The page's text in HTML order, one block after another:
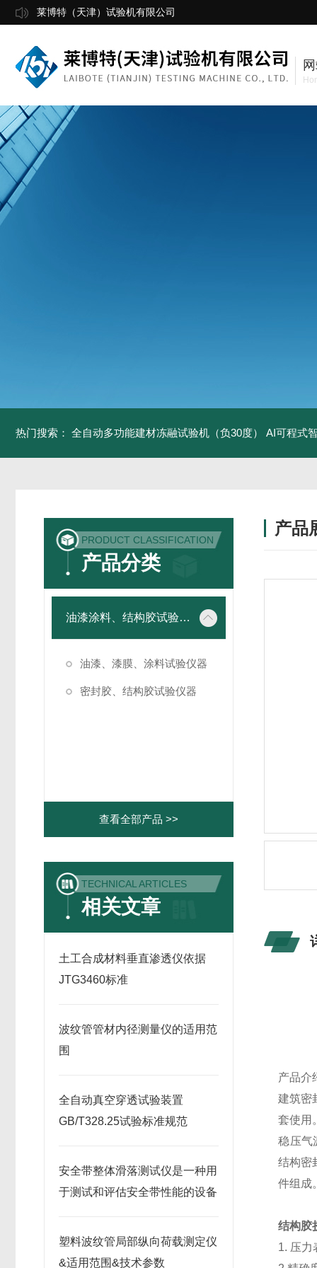
莱博特（天津）试验机有限公司
热门搜索： 全自动多功能建材冻融试验机（负30度） AI可程式
PRODUCT CLASSIFICATION
产品分类
油漆涂料、结构胶试验仪器
油漆、漆膜、涂料试验仪器
密封胶、结构胶试验仪器
查看全部产品 >>
TECHNICAL ARTICLES
相关文章
土工合成材料垂直渗透仪依据
JTG3460标准
波纹管管材内径测量仪的适用范
围
全自动真空穿透试验装置
GB/T328.25试验标准规范
安全带整体滑落测试仪是一种用
于测试和评估安全带性能的设备
塑料波纹管局部纵向荷载测定仪
&适用范围&技术参数
产品
产品介
建筑密
套使用。
稳压气
结构密
件组成。
结构胶
1. 压力